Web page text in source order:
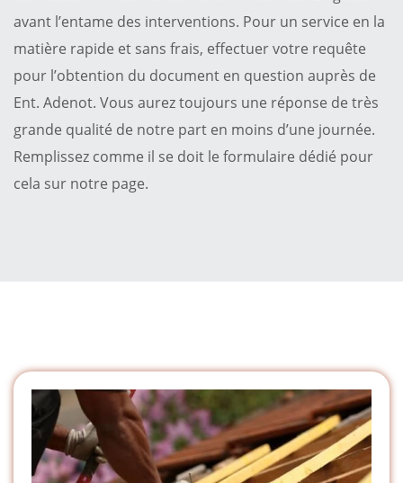
avant l’entame des interventions. Pour un service en la
matière rapide et sans frais, effectuer votre requête
pour l’obtention du document en question auprès de
Ent. Adenot. Vous aurez toujours une réponse de très
grande qualité de notre part en moins d’une journée.
Remplissez comme il se doit le formulaire dédié pour
cela sur notre page.